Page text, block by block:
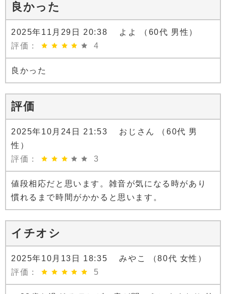
良かった
2025年11月29日 20:38 よよ （60代 男性）
評価：
4
良かった
評価
2025年10月24日 21:53 おじさん （60代 男
性）
評価：
3
値段相応だと思います。雑音が気になる時があり
慣れるまで時間がかかると思います。
イチオシ
2025年10月13日 18:35 みやこ （80代 女性）
評価：
5